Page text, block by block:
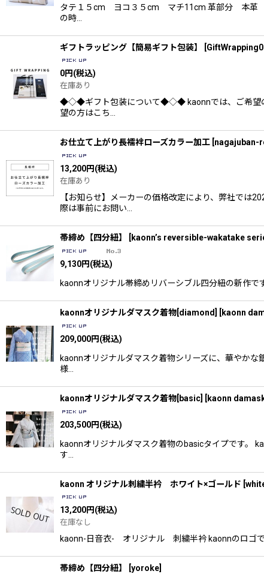
タテ１５cm ヨコ３５cm マチ11cm 革部分 本革
の時…
ギフトラッピング【簡易ギフト包装】
0円(税込)
在庫あり
◆◇◆ギフト包装について◆◇◆ kaonnでは、ご希望の
望の方はこち…
お仕立て上がり長襦袢ローズカラー加工 nagajuban-
13,200円(税込)
在庫あり
【お知らせ】メーカーの価格改定により、弊社では
際は事前にお問い…
帯締め【四分紐】 kaonn’s reversible-wakatake
9,130円(税込)
kaonnオリジナル帯締めリバーシブル四分紐の新作
kaonnオリジナルダマスク着物[diamond] kaonn
209,000円(税込)
kaonnオリジナルダマスク着物シリーズに、華やか
様…
kaonnオリジナルダマスク着物[basic] kaonn
203,500円(税込)
kaonnオリジナルダマスク着物のbasicタイプです。
す…
kaonn オリジナル刺繍半衿 ホワイト×ゴールド
13,200円(税込)
在庫なし
kaonn-日音衣- オリジナル 刺繍半衿 kaonnのロゴで
帯締め【四分紐】 yoroke